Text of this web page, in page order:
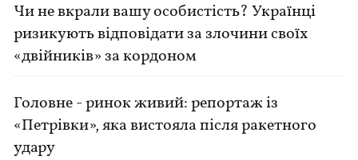
Чи не вкрали вашу особистість? Українці
ризикують відповідати за злочини своїх
«двійників» за кордоном
Головне - ринок живий: репортаж із
«Петрівки», яка вистояла після ракетного
удару